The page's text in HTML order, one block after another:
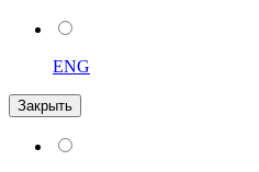
ENG
Закрыть